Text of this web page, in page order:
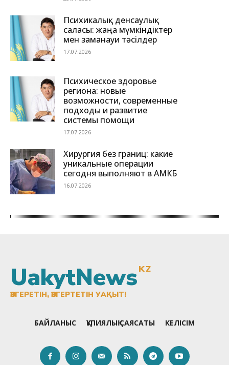
UakytNewsKZ
ӨЗГЕРЕТІН, ӨЗГЕРТЕТІН УАҚЫТ!
БАЙЛАНЫС ҚҰПИЯЛЫҚ САЯСАТЫ КЕЛІСІМ